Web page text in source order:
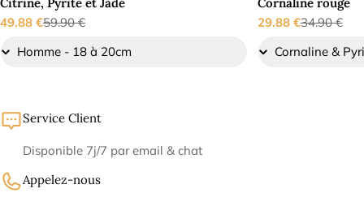
Citrine, Pyrite et Jade
Prix
49.88 €
Prix
régulier
59.90 €
Cornaline rouge
Prix
29.88 €
Prix
régulier
34.90 €
Service Client
Disponible 7j/7 par email & chat
Appelez-nous